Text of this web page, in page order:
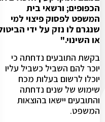
הכפופים; ורשאי בית
המשפט לפסוק פיצוי למי
שנגרם לו נזק על ידי הביטול
או השינוי."
בקשת התובעים נדחתה כי
יוכר להם השביל כשביל עליו
יוכלו לרשום בעלות מכח
שימוש של שנים נדחתה
והתובעים יישאו בהוצאות
המשפט.